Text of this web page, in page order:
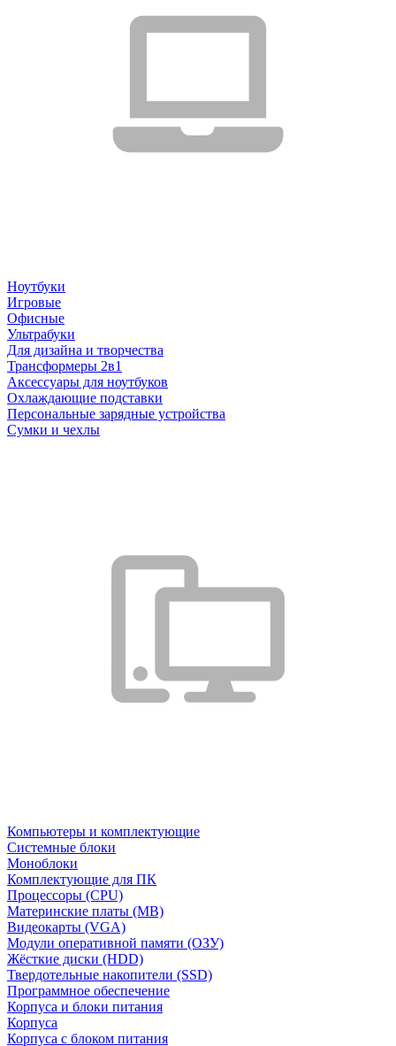
Ноутбуки
Игровые
Офисные
Ультрабуки
Для дизайна и творчества
Трансформеры 2в1
Аксессуары для ноутбуков
Охлаждающие подставки
Персональные зарядные устройства
Сумки и чехлы
Компьютеры и комплектующие
Системные блоки
Моноблоки
Комплектующие для ПК
Процессоры (CPU)
Материнские платы (MB)
Видеокарты (VGA)
Модули оперативной памяти (ОЗУ)
Жёсткие диски (HDD)
Твердотельные накопители (SSD)
Программное обеспечение
Корпуса и блоки питания
Корпуса
Корпуса с блоком питания